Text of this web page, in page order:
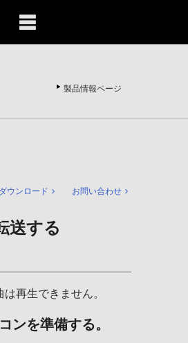
製品情報ページ
ウンロード お問い合わせ
送する
再生できません。
ンを準備する。